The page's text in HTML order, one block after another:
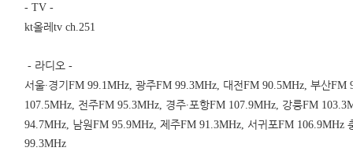
- TV -
kt올레tv ch.251
- 라디오-
서울∙경기FM 99.1MHz,광주FM 99.3MHz, 대전FM 90.5MHz,부산FM
107.5MHz, 전주FM 95.3MHz, 경주∙포항FM 107.9MHz, 강릉FM
94.7MHz, 남원FM 95.9MHz,제주FM 91.3MHz, 서귀포FM 106.9MHz
99.3MHz